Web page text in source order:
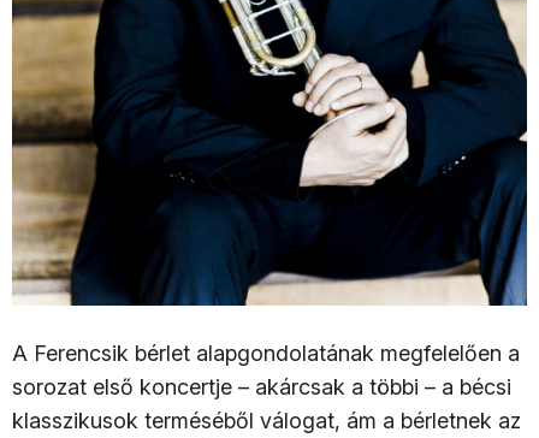
A Ferencsik bérlet alapgondolatának megfelelően a
sorozat első koncertje – akárcsak a többi – a bécsi
klasszikusok terméséből válogat, ám a bérletnek az